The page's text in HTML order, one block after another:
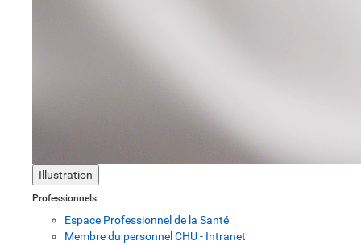
Illustration
Professionnels
Espace Professionnel de la Santé
Membre du personnel CHU - Intranet